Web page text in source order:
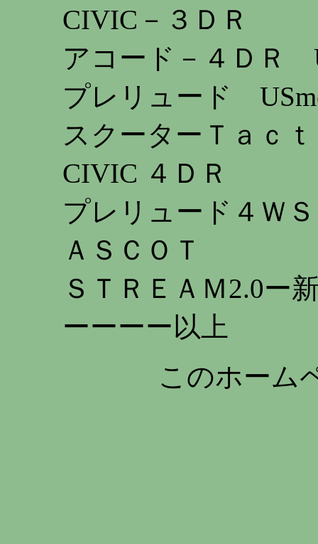
CIVIC－３ＤＲ
アコード－４ＤＲ
プレリュード
スクーターＴａｃ
CIVIC ４ＤＲ
プレリュード４ＷＳ
ＡＳＣＯＴ
ＳＴＲＥＡＭ2.0ー
ーーーー以上
このホーム